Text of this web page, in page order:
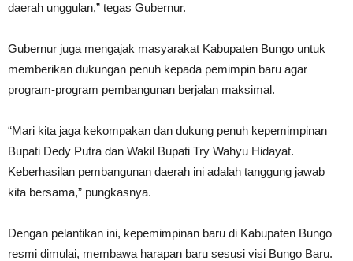
daerah unggulan,” tegas Gubernur.
Gubernur juga mengajak masyarakat Kabupaten Bungo untuk
memberikan dukungan penuh kepada pemimpin baru agar
program-program pembangunan berjalan maksimal.
“Mari kita jaga kekompakan dan dukung penuh kepemimpinan
Bupati Dedy Putra dan Wakil Bupati Try Wahyu Hidayat.
Keberhasilan pembangunan daerah ini adalah tanggung jawab
kita bersama,” pungkasnya.
Dengan pelantikan ini, kepemimpinan baru di Kabupaten Bungo
resmi dimulai, membawa harapan baru sesusi visi Bungo Baru.